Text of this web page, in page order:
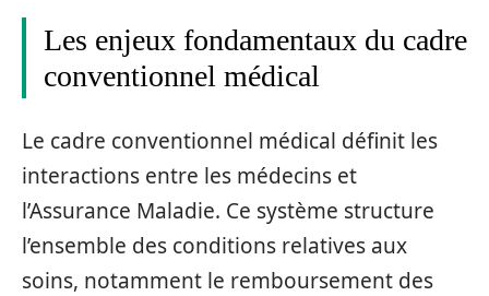
Les enjeux fondamentaux du cadre
conventionnel médical
Le cadre conventionnel médical définit les
interactions entre les médecins et
l’Assurance Maladie. Ce système structure
l’ensemble des conditions relatives aux
soins, notamment le remboursement des